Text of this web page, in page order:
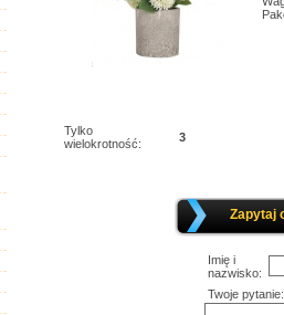
Tylko
wielokrotność:
3
Zapytaj
Imię i
nazwisko:
Twoje pytanie: